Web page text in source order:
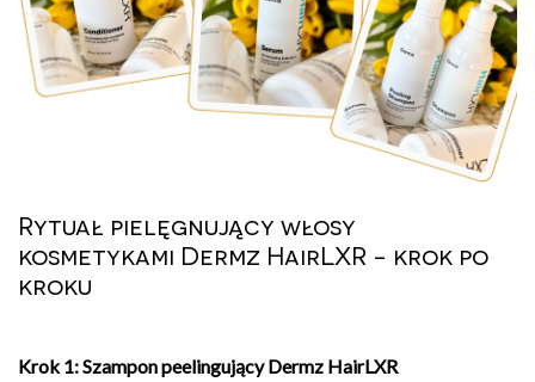
Rytuał pielęgnujący włosy
kosmetykami Dermz HairLXR - krok po
kroku
Krok 1: Szampon peelingujący Dermz HairLXR